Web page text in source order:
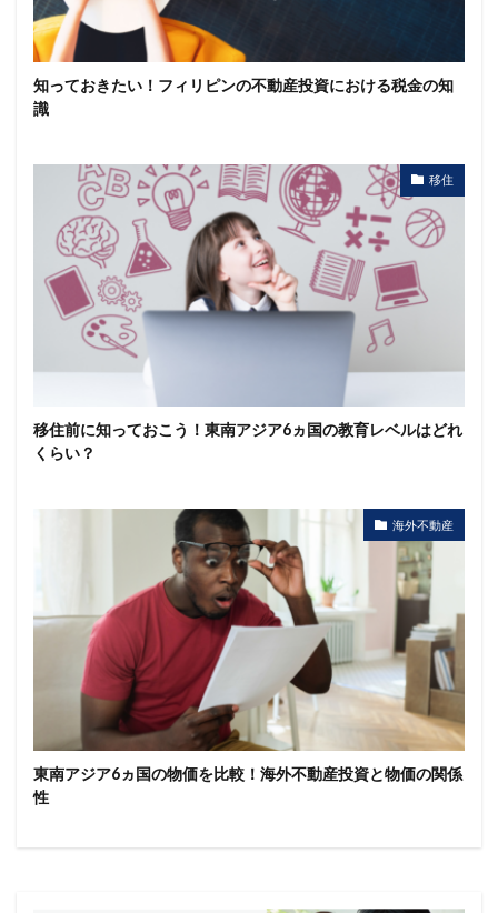
知っておきたい！フィリピンの不動産投資における税金の知
識
移住
移住前に知っておこう！東南アジア6ヵ国の教育レベルはどれ
くらい？
海外不動産
東南アジア6ヵ国の物価を比較！海外不動産投資と物価の関係
性